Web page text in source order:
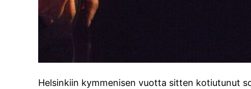
Helsinkiin kymmenisen vuotta sitten kotiutunut